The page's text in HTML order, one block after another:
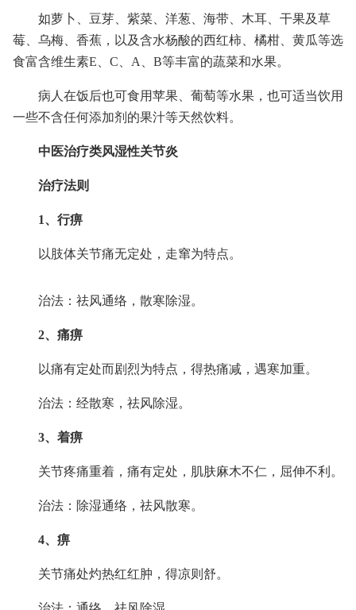
如萝卜、豆芽、紫菜、洋葱、海带、木耳、干果及草
莓、乌梅、香蕉，以及含水杨酸的西红柿、橘柑、黄瓜等选
食富含维生素E、C、A、B等丰富的蔬菜和水果。
病人在饭后也可食用苹果、葡萄等水果，也可适当饮用
一些不含任何添加剂的果汁等天然饮料。
中医治疗类风湿性关节炎
治疗法则
1、行痹
以肢体关节痛无定处，走窜为特点。
治法：祛风通络，散寒除湿。
2、痛痹
以痛有定处而剧烈为特点，得热痛减，遇寒加重。
治法：经散寒，祛风除湿。
3、着痹
关节疼痛重着，痛有定处，肌肤麻木不仁，屈伸不利。
治法：除湿通络，祛风散寒。
4、痹
关节痛处灼热红红肿，得凉则舒。